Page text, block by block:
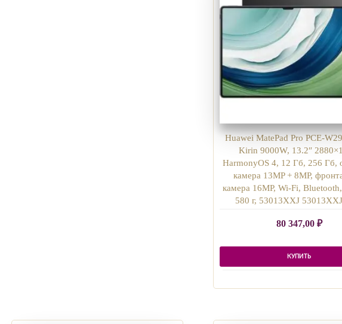
Huawei MatePad Pro PCE-
Kirin 9000W, 13.2″
HarmonyOS 4, 12 Гб, 256 Гб,
камера 13MP + 8MP,
камера 16MP, Wi-Fi,
580 г, 53013XXJ
80 347,00 ₽
КУПИТЬ